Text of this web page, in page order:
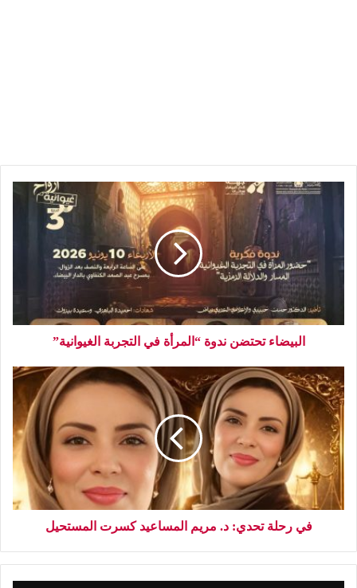
البيضاء تحتضن ندوة “المرأة في التجربة الغيوانية”
في رحلة تحدي: د. مريم المساعيد كسرت المستحيل